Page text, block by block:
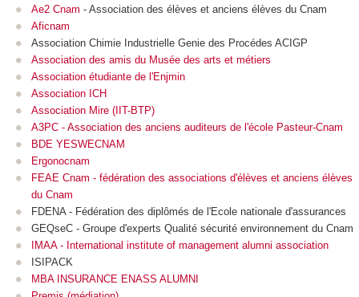
Ae2 Cnam - Association des élèves et anciens élèves du Cnam
Aficnam
Association Chimie Industrielle Genie des Procédes ACIGP
Association des amis du Musée des arts et métiers
Association étudiante de l'Enjmin
Association ICH
Association Mire (IIT-BTP)
A3PC - Association des anciens auditeurs de l'école Pasteur-Cnam
BDE YESWECNAM
Ergonocnam
FEAE Cnam - fédération des associations d'élèves et anciens élèves
du Cnam
FDENA - Fédération des diplômés de l'Ecole nationale d'assurances
GEQseC - Groupe d'experts Qualité sécurité environnement du Cnam
IMAA - International institute of management alumni association
ISIPACK
MBA INSURANCE ENASS ALUMNI